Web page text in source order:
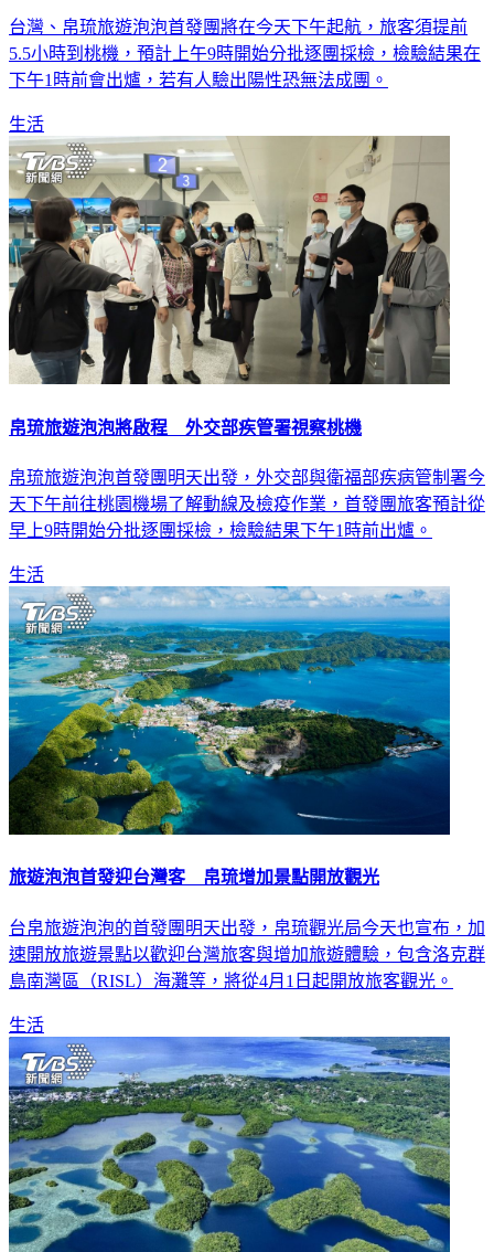
台灣、帛琉旅遊泡泡首發團將在今天下午起航，旅客須提前
5.5小時到桃機，預計上午9時開始分批逐團採檢，檢驗結果在
下午1時前會出爐，若有人驗出陽性恐無法成團。
生活
帛琉旅遊泡泡將啟程 外交部疾管署視察桃機
帛琉旅遊泡泡首發團明天出發，外交部與衛福部疾病管制署今
天下午前往桃園機場了解動線及檢疫作業，首發團旅客預計從
早上9時開始分批逐團採檢，檢驗結果下午1時前出爐。
生活
旅遊泡泡首發迎台灣客 帛琉增加景點開放觀光
台帛旅遊泡泡的首發團明天出發，帛琉觀光局今天也宣布，加
速開放旅遊景點以歡迎台灣旅客與增加旅遊體驗，包含洛克群
島南灣區（RISL）海灘等，將從4月1日起開放旅客觀光。
生活